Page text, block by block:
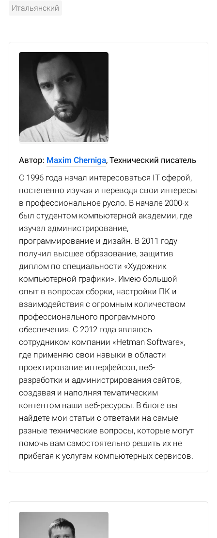
Итальянский
Автор: Maxim Cherniga, Технический писатель
С 1996 года начал интересоваться IT сферой,
постепенно изучая и переводя свои интересы
в профессиональное русло. В начале 2000-х
был студентом компьютерной академии, где
изучал администрирование,
программирование и дизайн. В 2011 году
получил высшее образование, защитив
диплом по специальности «Художник
компьютерной графики». Имею большой
опыт в вопросах сборки, настройки ПК и
взаимодействия с огромным количеством
профессионального программного
обеспечения. С 2012 года являюсь
сотрудником компании «Hetman Software»,
где применяю свои навыки в области
проектирование интерфейсов, веб-
разработки и администрирования сайтов,
создавая и наполняя тематическим
контентом наши веб-ресурсы. В блоге вы
найдете мои статьи с ответами на самые
разные технические вопросы, которые могут
помочь вам самостоятельно решить их не
прибегая к услугам компьютерных сервисов.